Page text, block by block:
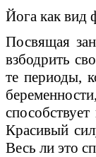
Йога как вид
Посвящая
взбодрить
те периоды,
Красивый
Весь ли это